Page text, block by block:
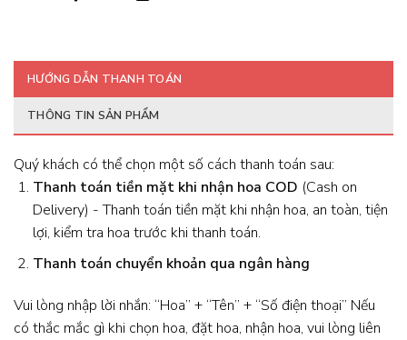
HƯỚNG DẪN THANH TOÁN
THÔNG TIN SẢN PHẨM
Quý khách có thể chọn một số cách thanh toán sau:
Thanh toán tiền mặt khi nhận hoa COD (Cash on
Delivery) - Thanh toán tiền mặt khi nhận hoa, an toàn, tiện
lợi, kiểm tra hoa trước khi thanh toán.
Thanh toán chuyển khoản qua ngân hàng
Vui lòng nhập lời nhắn: “Hoa” + “Tên” + “Số điện thoại” Nếu
có thắc mắc gì khi chọn hoa, đặt hoa, nhận hoa, vui lòng liên